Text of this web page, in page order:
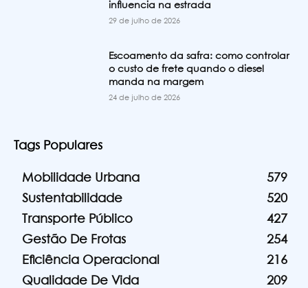
influencia na estrada
29 de julho de 2026
Escoamento da safra: como controlar
o custo de frete quando o diesel
manda na margem
24 de julho de 2026
Tags Populares
Mobilidade Urbana
579
Sustentabilidade
520
Transporte Público
427
Gestão De Frotas
254
Eficiência Operacional
216
Qualidade De Vida
209